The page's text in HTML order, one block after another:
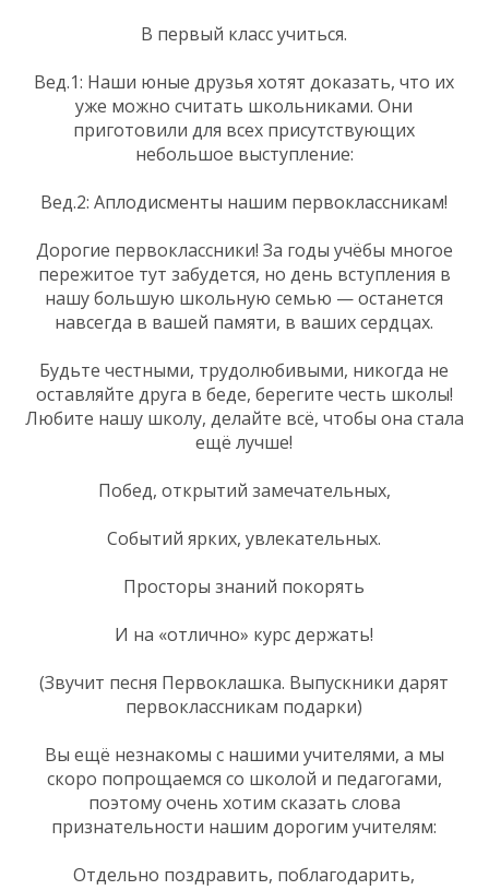
В первый класс учиться.
Вед.1: Наши юные друзья хотят доказать, что их
уже можно считать школьниками. Они
приготовили для всех присутствующих
небольшое выступление:
Вед.2: Аплодисменты нашим первоклассникам!
Дорогие первоклассники! За годы учёбы многое
пережитое тут забудется, но день вступления в
нашу большую школьную семью — останется
навсегда в вашей памяти, в ваших сердцах.
Будьте честными, трудолюбивыми, никогда не
оставляйте друга в беде, берегите честь школы!
Любите нашу школу, делайте всё, чтобы она стала
ещё лучше!
Побед, открытий замечательных,
Событий ярких, увлекательных.
Просторы знаний покорять
И на «отлично» курс держать!
(Звучит песня Первоклашка. Выпускники дарят
первоклассникам подарки)
Вы ещё незнакомы с нашими учителями, а мы
скоро попрощаемся со школой и педагогами,
поэтому очень хотим сказать слова
признательности нашим дорогим учителям:
Отдельно поздравить, поблагодарить,